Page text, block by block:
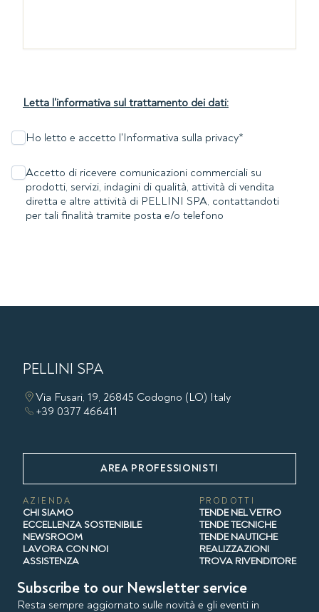
Letta l'informativa sul trattamento dei dati:
Ho letto e accetto l'Informativa sulla privacy*
Accetto di ricevere comunicazioni commerciali su
prodotti, servizi, indagini di qualità, attività di vendita
diretta e altre attività di PELLINI SPA, contattandoti
per tali finalità tramite posta e/o telefono
PELLINI SPA
Via Fusari, 19, 26845 Codogno (LO) Italy
+39 0377 466411
AREA PROFESSIONISTI
AZIENDA
CHI SIAMO
ECCELLENZA SOSTENIBILE
NEWSROOM
LAVORA CON NOI
ASSISTENZA
PRODOTTI
TENDE NEL VETRO
TENDE TECNICHE
TENDE NAUTICHE
REALIZZAZIONI
TROVA RIVENDITORE
Subscribe to our Newsletter service
Resta sempre aggiornato sulle novità e gli eventi in